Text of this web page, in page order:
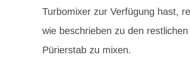
Turbomixer zur Verfügung hast,
wie beschrieben zu den
Pürierstab zu mixen.